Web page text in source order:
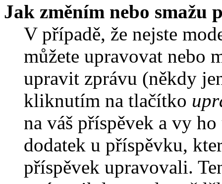
Jak změním nebo smažu
V případě, že nejste
můžete upravovat nebo
upravit zprávu (někdy
kliknutím na tlačítko
na váš příspěvek a vy
dodatek u příspěvku,
příspěvek upravovali.